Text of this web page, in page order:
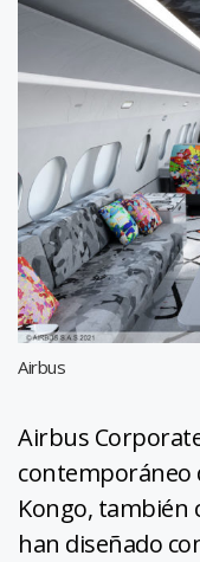
Airbus
Airbus
contemporáneo
Kongo, también
han diseñado